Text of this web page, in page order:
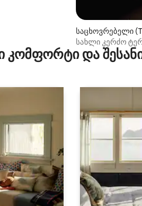
საცხოვრებელი
სახლი კერძო
საძინებელი,
კომფორტი და